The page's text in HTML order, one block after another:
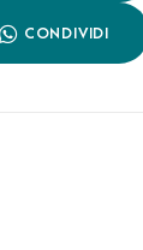
CONDIVIDI